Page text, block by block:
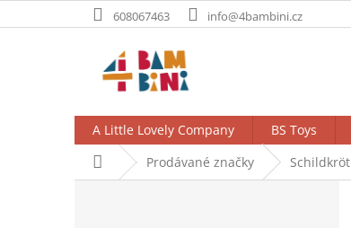
na
608067463 info@4bambini.cz
A Little Lovely Company BS Toys
Domů Prodávané značky Schildkröt